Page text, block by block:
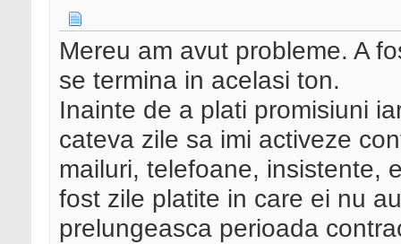
Mereu am avut probleme. A
se termina in acelasi ton.
Inainte de a plati promisiuni
cateva zile sa imi activeze
mailuri, telefoane, insistente,
fost zile platite in care ei nu
prelungeasca perioada